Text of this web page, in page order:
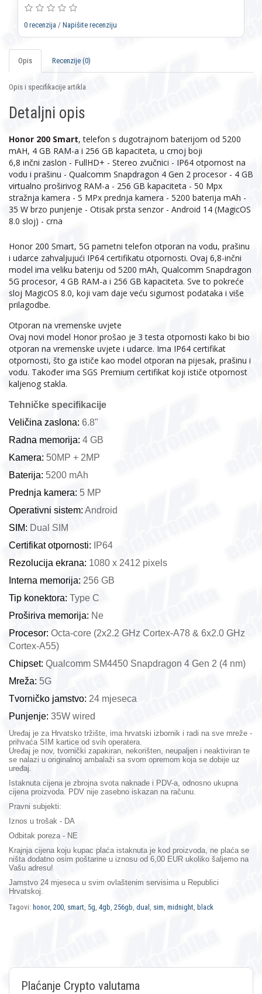
0 recenzija / Napišite recenziju
Opis Recenzije (0)
Opis i specifikacije artikla
Detaljni opis
Honor 200 Smart, telefon s dugotrajnom baterijom od 5200
mAH, 4 GB RAM-a i 256 GB kapaciteta, u crnoj boji
6,8 inčni zaslon - FullHD+ - Stereo zvučnici - IP64 otpornost na
vodu i prašinu - Qualcomm Snapdragon 4 Gen 2 procesor - 4 GB
virtualno proširivog RAM-a - 256 GB kapaciteta - 50 Mpx
stražnja kamera - 5 MPx prednja kamera - 5200 baterija mAh -
35 W brzo punjenje - Otisak prsta senzor - Android 14 (MagicOS
8.0 sloj) - crna
Honor 200 Smart, 5G pametni telefon otporan na vodu, prašinu
i udarce zahvaljujući IP64 certifikatu otpornosti. Ovaj 6,8-inčni
model ima veliku bateriju od 5200 mAh, Qualcomm Snapdragon
5G procesor, 4 GB RAM-a i 256 GB kapaciteta. Sve to pokreće
sloj MagicOS 8.0, koji vam daje veću sigurnost podataka i više
prilagodbe.
Otporan na vremenske uvjete
Ovaj novi model Honor prošao je 3 testa otpornosti kako bi bio
otporan na vremenske uvjete i udarce. Ima IP64 certifikat
otpornosti, što ga ističe kao model otporan na pijesak, prašinu i
vodu. Također ima SGS Premium certifikat koji ističe otpornost
kaljenog stakla.
Tehničke specifikacije
Veličina zaslona: 6.8"
Radna memorija: 4 GB
Kamera: 50MP + 2MP
Baterija: 5200 mAh
Prednja kamera: 5 MP
Operativni sistem: Android
SIM: Dual SIM
Certifikat otpornosti:
IP64
Rezolucija ekrana: 1080 x 2412 pixels
Interna memorija: 256 GB
Tip konektora: Type C
Proširiva memorija: Ne
Procesor: Octa-core (2x2.2 GHz Cortex-A78 & 6x2.0 GHz
Cortex-A55)
Chipset: Qualcomm SM4450 Snapdragon 4 Gen 2 (4 nm)
Mreža: 5G
Tvorničko jamstvo: 24 mjeseca
Punjenje: 35W wired
Uređaj je za Hrvatsko tržište, ima hrvatski izbornik i radi na sve mreže -
prihvaća SIM kartice od svih operatera.
Uređaj je nov, tvornički zapakiran, nekorišten, neupaljen i neaktiviran te
se nalazi u originalnoj ambalaži sa svom opremom koja se dobije uz
uređaj.
Istaknuta cijena je zbrojna svota naknade i PDV-a, odnosno ukupna
cijena proizvoda. PDV nije zasebno iskazan na računu.
Pravni subjekti:
Iznos u trošak - DA
Odbitak poreza - NE
Krajnja cijena koju kupac plaća istaknuta je kod proizvoda, ne plaća se
ništa dodatno osim poštarine u iznosu od 6,00 EUR ukoliko šaljemo na
Vašu adresu!
Jamstvo 24 mjeseca u svim ovlaštenim servisima u Republici
Hrvatskoj.
Tagovi: honor, 200, smart, 5g, 4gb, 256gb, dual , sim, midnight, black
Plaćanje Crypto valutama